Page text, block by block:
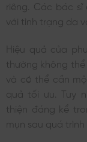
riêng. Các bác
với tình trạng da
Hiệu quả của
thường không
và có thể cần
quả tối ưu. Tuy
thiện đáng kể
mụn sau quá trình